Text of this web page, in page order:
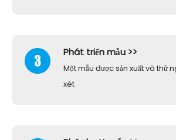
Phát triển mẫu >>
Một mẫu được sản xuất và thử
xét